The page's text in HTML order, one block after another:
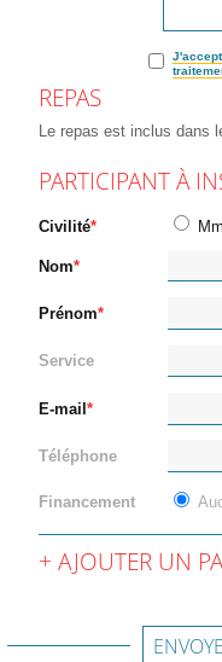
REPAS
Le repas est inclus dans
PARTICIPANT À
Civilité
Nom
Prénom
Service
E-mail
Téléphone
Financement
AJOUTER UN